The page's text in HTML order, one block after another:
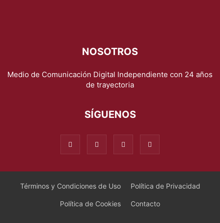
NOSOTROS
Medio de Comunicación Digital Independiente con 24 años
de trayectoria
SÍGUENOS
Términos y Condiciones de Uso Política de Privacidad
Política de Cookies Contacto